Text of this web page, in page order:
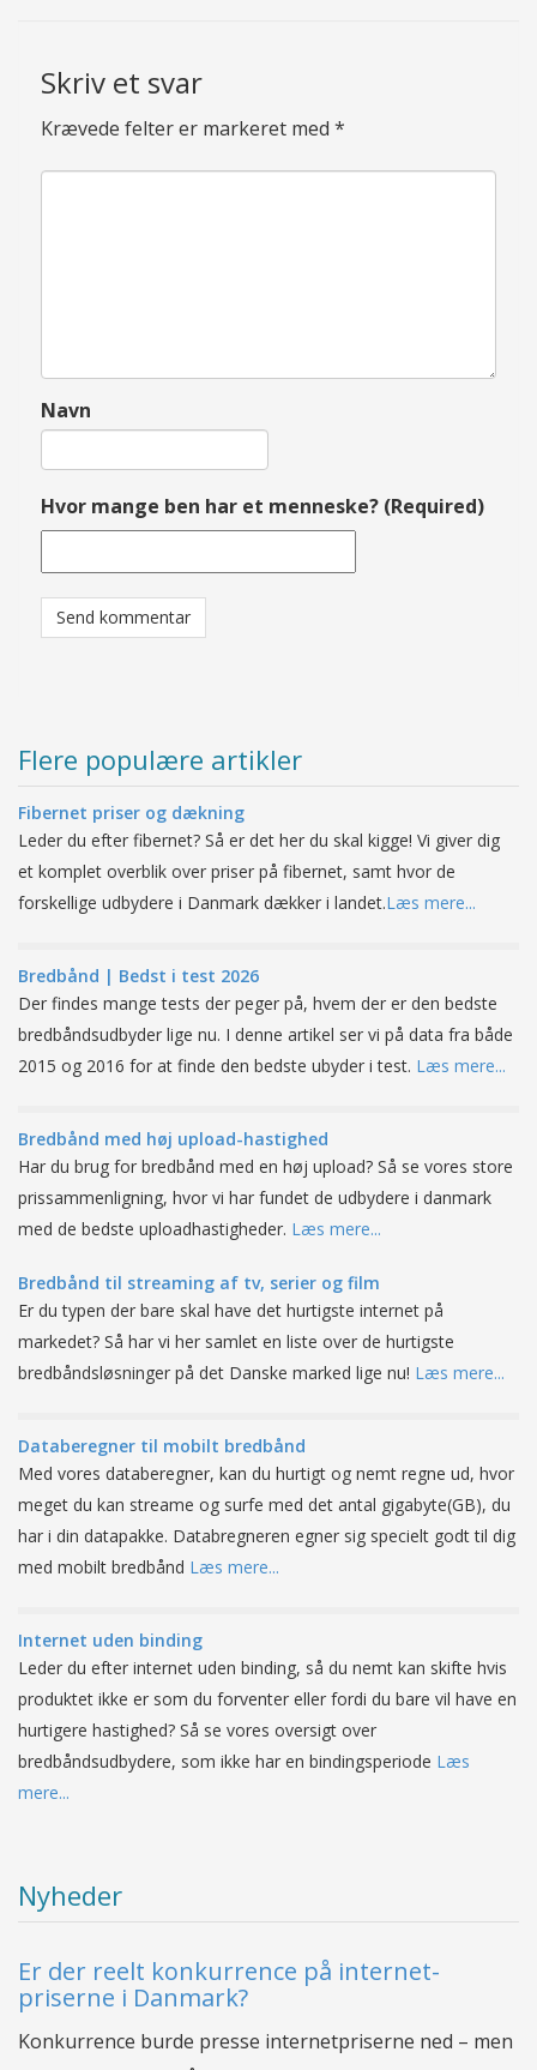
Skriv et svar
Krævede felter er markeret med *
Navn
Hvor mange ben har et menneske? (Required)
Flere populære artikler
Fibernet priser og dækning
Leder du efter fibernet? Så er det her du skal kigge! Vi giver dig
et komplet overblik over priser på fibernet, samt hvor de
forskellige udbydere i Danmark dækker i landet.Læs mere...
Bredbånd | Bedst i test 2026
Der findes mange tests der peger på, hvem der er den bedste
bredbåndsudbyder lige nu. I denne artikel ser vi på data fra både
2015 og 2016 for at finde den bedste ubyder i test. Læs mere...
Bredbånd med høj upload-hastighed
Har du brug for bredbånd med en høj upload? Så se vores store
prissammenligning, hvor vi har fundet de udbydere i danmark
med de bedste uploadhastigheder. Læs mere...
Bredbånd til streaming af tv, serier og film
Er du typen der bare skal have det hurtigste internet på
markedet? Så har vi her samlet en liste over de hurtigste
bredbåndsløsninger på det Danske marked lige nu! Læs mere...
Databeregner til mobilt bredbånd
Med vores databeregner, kan du hurtigt og nemt regne ud, hvor
meget du kan streame og surfe med det antal gigabyte(GB), du
har i din datapakke. Databregneren egner sig specielt godt til dig
med mobilt bredbånd Læs mere...
Internet uden binding
Leder du efter internet uden binding, så du nemt kan skifte hvis
produktet ikke er som du forventer eller fordi du bare vil have en
hurtigere hastighed? Så se vores oversigt over
bredbåndsudbydere, som ikke har en bindingsperiode Læs
mere...
Nyheder
Er der reelt konkurrence på internet-
priserne i Danmark?
Konkurrence burde presse internetpriserne ned – men